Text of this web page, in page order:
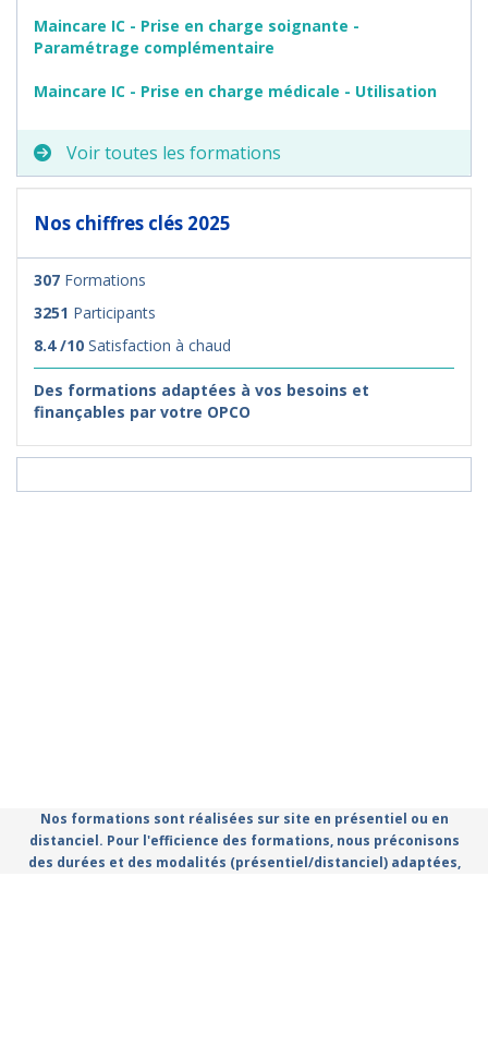
Maincare IC - Prise en charge soignante -
Paramétrage complémentaire
Maincare IC - Prise en charge médicale - Utilisation
Voir toutes les formations
Nos chiffres clés 2025
307 Formations
3251 Participants
8.4 /10 Satisfaction à chaud
Des formations adaptées à vos besoins et
finançables par votre OPCO
Nos formations sont réalisées sur site en présentiel ou en
distanciel. Pour l'efficience des formations, nous préconisons
des durées et des modalités (présentiel/distanciel) adaptées,